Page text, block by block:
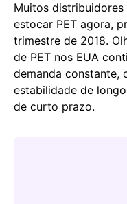
Muitos
estocar PET agora,
trimestre de 2018.
de PET nos EUA
demanda constante,
estabilidade de
de curto prazo.